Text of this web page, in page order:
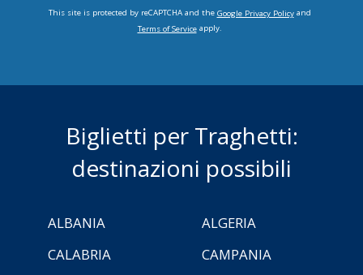
This site is protected by reCAPTCHA and the Google Privacy Policyand
Terms of Serviceapply.
Biglietti per Traghetti:
destinazioni possibili
ALBANIA
ALGERIA
CALABRIA
CAMPANIA